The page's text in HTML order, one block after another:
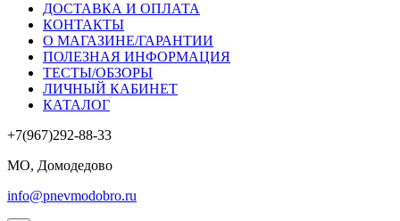
ДОСТАВКА И ОПЛАТА
КОНТАКТЫ
О МАГАЗИНЕ/ГАРАНТИИ
ПОЛЕЗНАЯ ИНФОРМАЦИЯ
ТЕСТЫ/ОБЗОРЫ
ЛИЧНЫЙ КАБИНЕТ
КАТАЛОГ
+7(967)292-88-33
МО, Домодедово
info@pnevmodobro.ru